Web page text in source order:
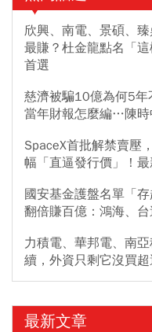
欣興、南電、景碩、
最賺？杜金龍點名「
首選
慈濟被騙10億為何5年
當年財報怎麼編…陳
SpaceX首批解禁賣壓
幅「直逼發行價」！
國安基金護盤名單「
翻倍賺百億：鴻海、
力積電、華邦電、南
續，外資只剩它沒買
最新文章